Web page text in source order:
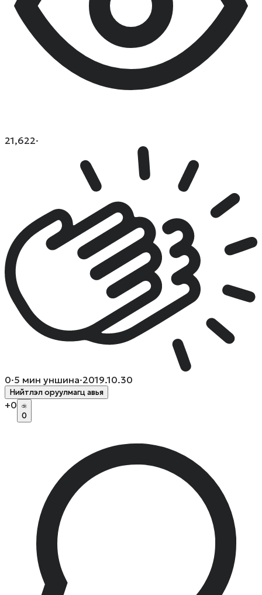
21,622·
0·5 мин уншина·2019.10.30
Нийтлэл оруулмагц авья
+0
0